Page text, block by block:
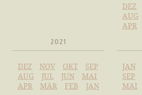
DEZ
AUG
APR
2021
DEZ NOV OKT
SEP
AUG
JUL JUN
MAI
APR
MÄR FEB JAN
JAN
SEP
MAI